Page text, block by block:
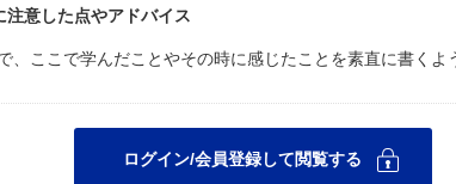
意した点やアドバイス
、ここで学んだことやその時に感じたことを素直に書くよ